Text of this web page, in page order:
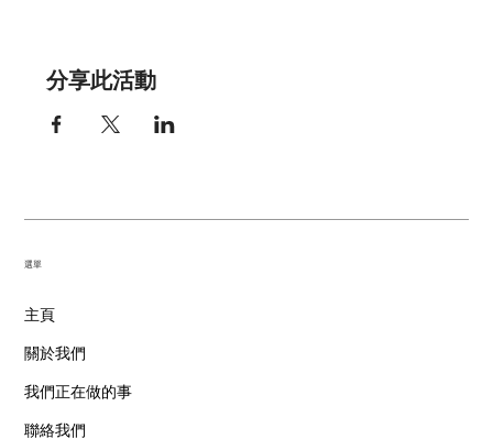
分享此活動
主頁
關於我們
我們正在做的事
聯絡我們
​選單